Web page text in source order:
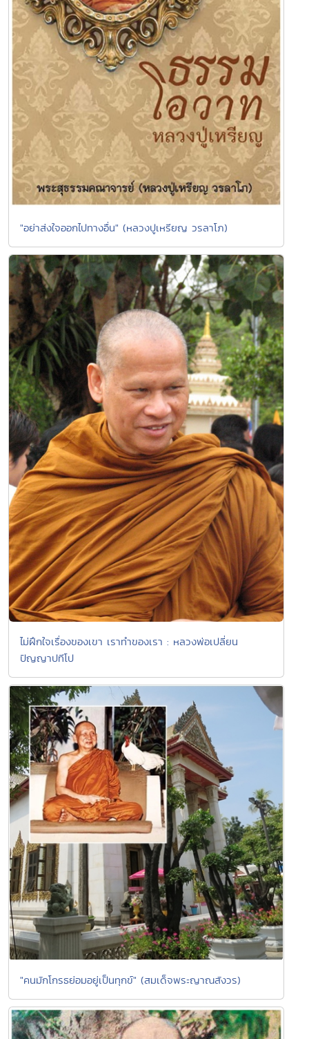
"อย่าส่งใจออกไปทางอื่น" (หลวงปูเหรียญ วรลาโภ)
ไม่ฝึกใจเรื่องของเขา เราทำของเรา : หลวงพ่อเปลี่ยน
ปัญญาปทีโป
"คนมักโกรธย่อมอยู่เป็นทุกข์" (สมเด็จพระญาณสังวร)